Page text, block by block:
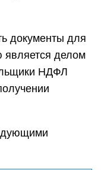
документы для
является делом
НДФЛ